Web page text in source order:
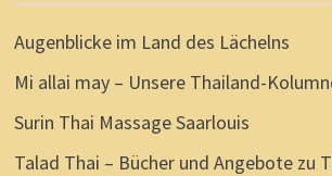
Augenblicke im Land des Lächelns
Mi allai may – Unsere Thailand-
Surin Thai Massage Saarlouis
Talad Thai – Bücher und Angebote zu